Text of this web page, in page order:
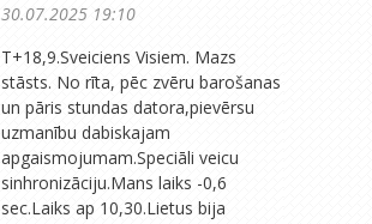
30.07.2025 19:10
T+18,9.Sveiciens Visiem. Mazs
stāsts. No rīta, pēc zvēru barošanas
un pāris stundas datora,pievērsu
uzmanību dabiskajam
apgaismojumam.Speciāli veicu
sinhronizāciju.Mans laiks -0,6
sec.Laiks ap 10,30.Lietus bija